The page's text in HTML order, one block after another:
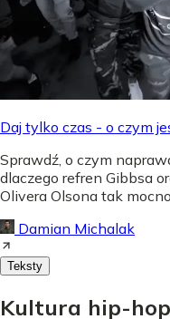
Daj tylko czas - o czym
Sprawdź, o czym
dlaczego refren Gibbsa
Olivera Olsona tak
Damian Michalak
Teksty
Kultura hip-